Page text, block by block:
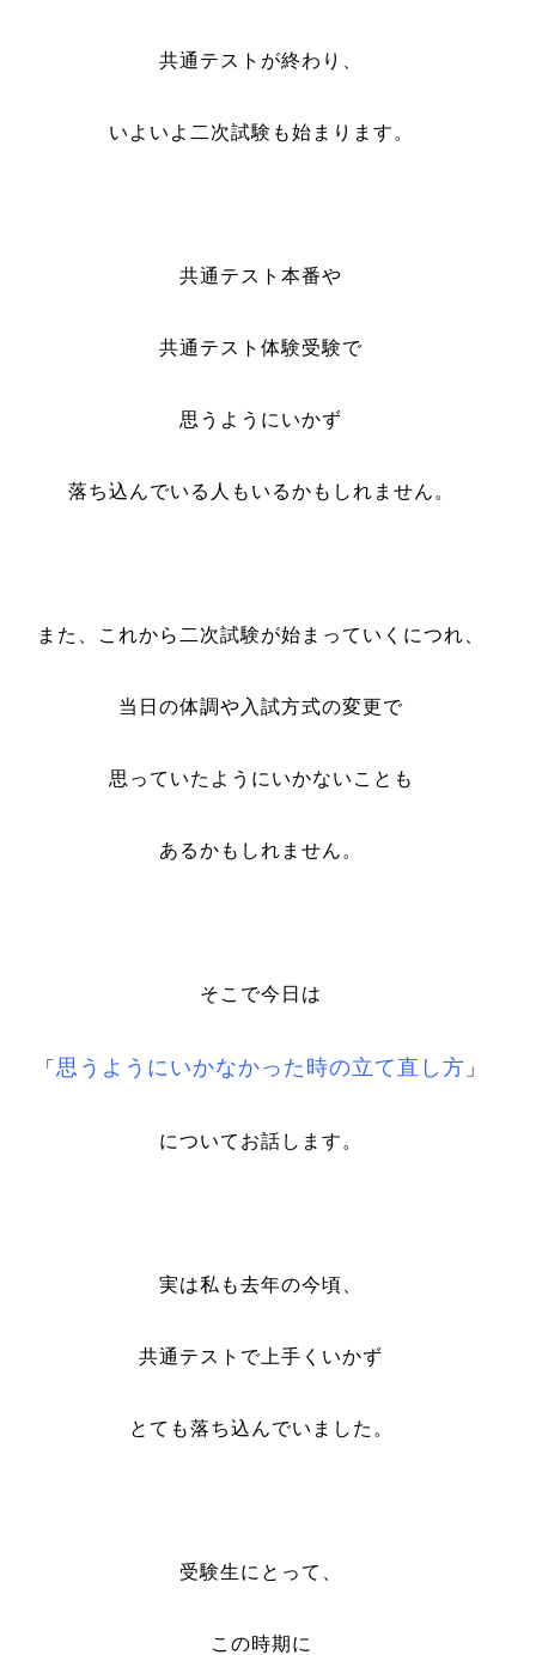
共通テストが終わり、
いよいよ二次試験も始まります。
共通テスト本番や
共通テスト体験受験で
思うようにいかず
落ち込んでいる人もいるかもしれません。
また、これから二次試験が始まっていくにつれ、
当日の体調や入試方式の変更で
思っていたようにいかないことも
あるかもしれません。
そこで今日は
「 思うようにいかなかった時の立て直し方 」
についてお話します。
実は私も去年の今頃、
共通テストで上手くいかず
とても落ち込んでいました。
受験生にとって、
この時期に